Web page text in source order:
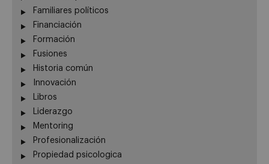
Familiares políticos
Financiación
Formación
Fusiones
Historia común
Innovación
Libros
Liderazgo
Mentoring
Profesionalización
Propiedad psicologica